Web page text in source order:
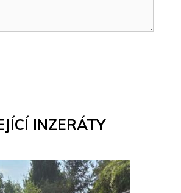
INZERÁTY